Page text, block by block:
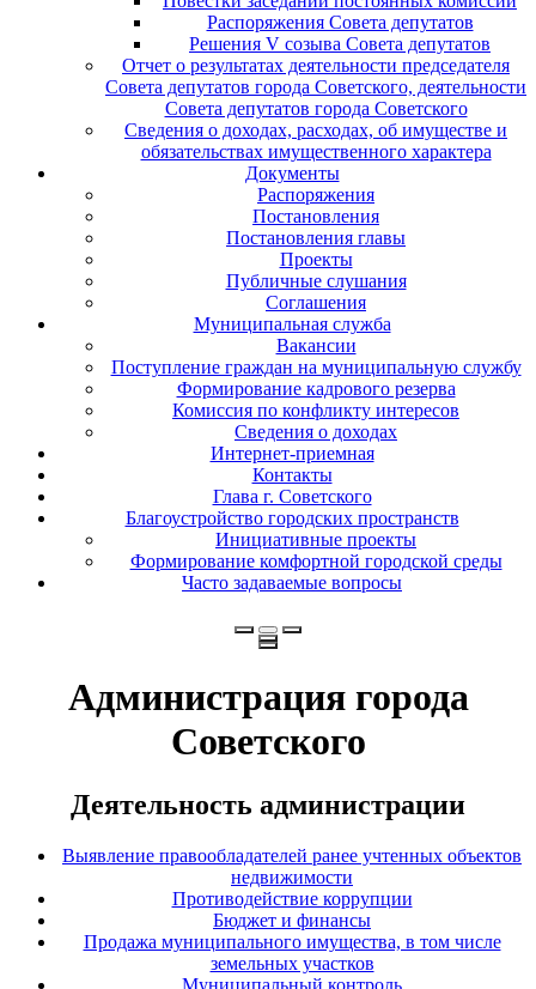
Распоряжения Совета депутатов
Решения V созыва Совета депутатов
Отчет о результатах деятельности председателя
Совета депутатов города Советского, деятельности
Совета депутатов города Советского
Сведения о доходах, расходах, об имуществе и
обязательствах имущественного характера
Документы
Распоряжения
Постановления
Постановления главы
Проекты
Публичные слушания
Соглашения
Муниципальная служба
Вакансии
Поступление граждан на муниципальную службу
Формирование кадрового резерва
Комиссия по конфликту интересов
Сведения о доходах
Интернет-приемная
Контакты
Глава г. Советского
Благоустройство городских пространств
Инициативные проекты
Формирование комфортной городской среды
Часто задаваемые вопросы
Администрация города
Советского
Деятельность администрации
Выявление правообладателей ранее учтенных объектов
недвижимости
Противодействие коррупции
Бюджет и финансы
Продажа муниципального имущества, в том числе
земельных участков
Муниципальный контроль